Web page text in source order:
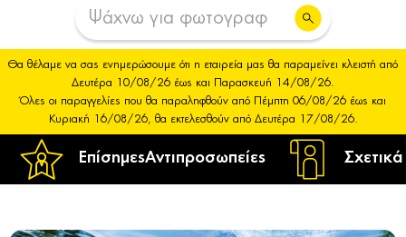
ΕπίσημεςΑντιπροσωπείες
Θα θέλαμε να σας ενημερώσουμε ότι η εταιρεία μας θα παραμείνει κλειστή από
Δευτέρα 10/08/26 έως και Παρασκευή 14/08/26.
Όλες οι παραγγελίες που θα παραληφθούν από Πέμπτη 06/08/26 έως και
Κυριακή 16/08/26, θα εκτελεσθούν από Δευτέρα 17/08/26.